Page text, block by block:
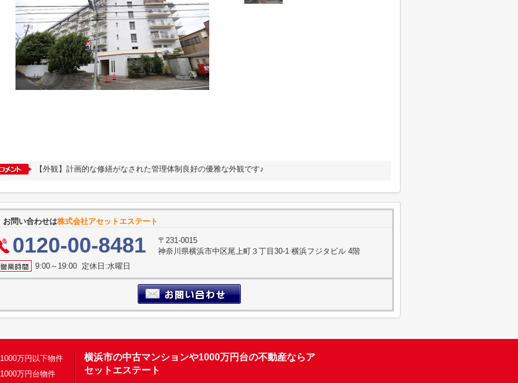
【外観】計画的な修繕がなされた管理体制良好の優雅な外観です♪
お問い合わせは株式会社アセットエステート
0120-00-8481
〒231-0015
神奈川県横浜市中区尾上町３丁目30-1 横浜フジタビル 4階
9:00～19:00 定休日:水曜日
1000万円以下物件
1000万円台物件
横浜市の中古マンションや1000万円台の不動産ならア
セットエステート